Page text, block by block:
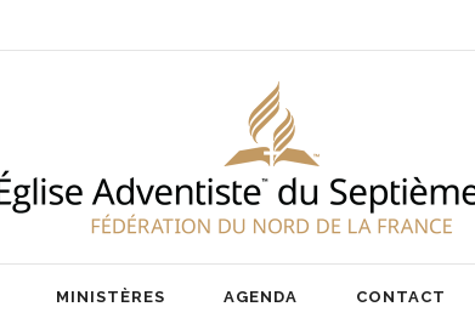
MINISTÈRES AGENDA CONTACT
NOTRE ÉQUIPE